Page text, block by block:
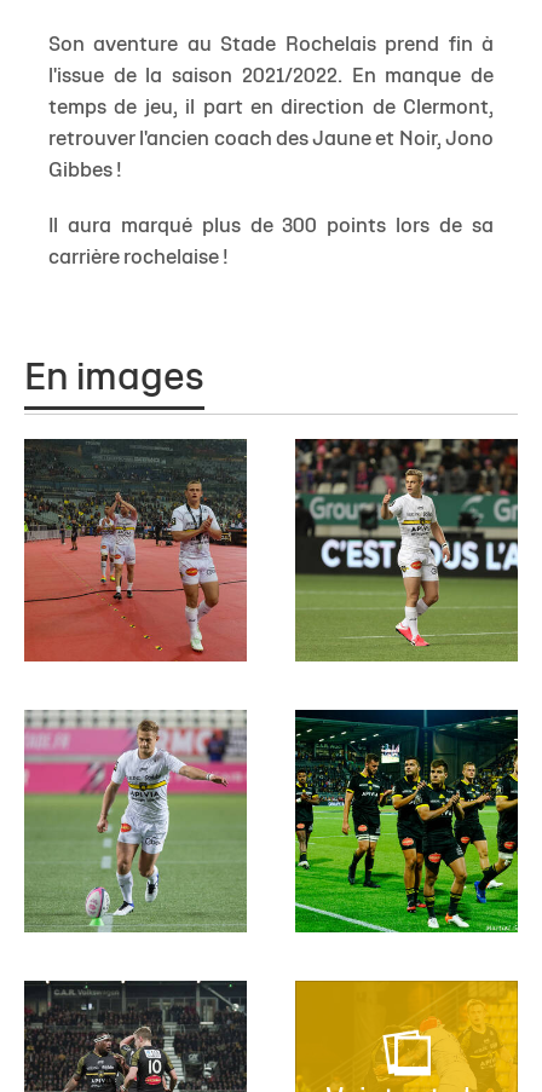
Son aventure au Stade Rochelais prend fin à
l'issue de la saison 2021/2022. En manque de
temps de jeu, il part en direction de Clermont,
retrouver l'ancien coach des Jaune et Noir, Jono
Gibbes !
Il aura marqué plus de 300 points lors de sa
carrière rochelaise !
En images